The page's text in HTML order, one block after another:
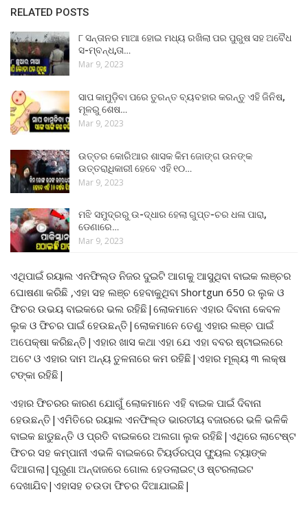
RELATED POSTS
୮ ସନ୍ତାନର ମାଆ ହୋଇ ମଧ୍ୟ ରଖିଲା ପର ପୁରୁଷ ସହ ଅବୈଧ
ସ-ମ୍ବନ୍ଧ,ତା…
Mar 9, 2023
ସାପ କାମୁଡ଼ିବା ପରେ ତୁରନ୍ତ ବ୍ୟବହାର କରନ୍ତୁ ଏହି ଜିନିଷ,
ମୂଳରୁ ଶେଷ…
Mar 9, 2023
ଉତ୍ତର କୋରିଆର ଶାସକ କିମ ଜୋଙ୍ଗ ଉନଙ୍କ
ଉତ୍ତରାଧିକାରୀ ହେବେ ଏହି ୧୦…
Mar 9, 2023
ମଝି ସମୁଦ୍ରରୁ ଉ-ଦ୍ଧାର ହେଲା ଗୁପ୍ତ-ଚର ଧଳା ପାରା,
ଡେଣାରେ…
Mar 9, 2023
ଏଥିପାଇଁ ରୟାଲ ଏନଫିଲ୍ଡ ନିଜର ଦୁଇଟି ଆଗକୁ ଆସୁଥିବା ବାଇକ ଲଞ୍ଚର
ଘୋଷଣା କରିଛି ,ଏହା ସହ ଲଞ୍ଚ ହେବାକୁଥିବା Shortgun 650 ର ଲୁକ ଓ
ଫିଚର ଉଭୟ ବାଇକରେ ଭଲ ରହିଛି|ଲୋକମାନେ ଏହାର ଦିବାନା କେବଳ
ଲୁକ ଓ ଫିଚର ପାଇଁ ହେଉଛନ୍ତି|ଲୋକମାନେ ତେଣୁ ଏହାର ଲଞ୍ଚ ପାଇଁ
ଅପେକ୍ଷା କରିଛନ୍ତି|ଏହାର ଖାସ କଥା ଏହା ଯେ ଏହା ବବର ଷ୍ଟାଇଲରେ
ଅଟେ ଓ ଏହାର ଦାମ ଅନ୍ୟ ତୁଳନାରେ କମ ରହିଛି|ଏହାର ମୂଲ୍ୟ ୩ ଲକ୍ଷ
ଟଙ୍କା ରହିଛି|
ଏହାର ଫିଚରର କାରଣ ଯୋଗୁଁ ଲୋକମାନେ ଏହି ବାଇକ ପାଇଁ ଦିବାନା
ହେଉଛନ୍ତି|ଏମିତିରେ ରୟାଲ ଏନଫିଲ୍ଡ ଭାରତୀୟ ବଜାରରେ ଭଳି ଭଳିକି
ବାଇକ ଛାଡୁଛନ୍ତି ଓ ପ୍ରତି ବାଇକରେ ଅଲଗା ଲୁକ ରହିଛି|ଏଥିରେ ଲାଟେଷ୍ଟ
ଫିଚର ସହ କମ୍ପାନୀ ଏଭଳି ବାଇକରେ ଟିୟର୍ଡରପ୍ସ ଫ୍ୟୁଲ ଟ୍ୟାଙ୍କ
ଦିଆଗଲା|ପୂରୁଣା ଅନ୍ଦାଜରେ ଗୋଲ ହେଡଲାଇଟ୍ ଓ ଷ୍ଟରଲାଇଟ
ଦେଖାଯିବ|ଏହାସହ ଚଉଡା ଫିଚର ଦିଆଯାଇଛି|